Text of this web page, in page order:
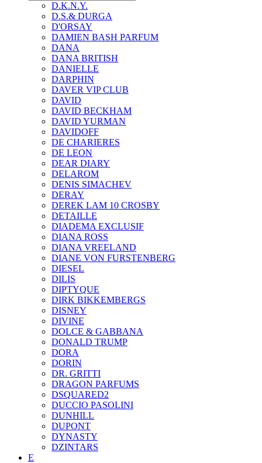
D.K.N.Y.
D.S.& DURGA
D'ORSAY
DAMIEN BASH PARFUM
DANA
DANA BRITISH
DANIELLE
DARPHIN
DAVER VIP CLUB
DAVID
DAVID BECKHAM
DAVID YURMAN
DAVIDOFF
DE CHARIERES
DE LEON
DEAR DIARY
DELAROM
DENIS SIMACHEV
DERAY
DEREK LAM 10 CROSBY
DETAILLE
DIADEMA EXCLUSIF
DIANA ROSS
DIANA VREELAND
DIANE VON FURSTENBERG
DIESEL
DILIS
DIPTYQUE
DIRK BIKKEMBERGS
DISNEY
DIVINE
DOLCE & GABBANA
DONALD TRUMP
DORA
DORIN
DR. GRITTI
DRAGON PARFUMS
DSQUARED2
DUCCIO PASOLINI
DUNHILL
DUPONT
DYNASTY
DZINTARS
E